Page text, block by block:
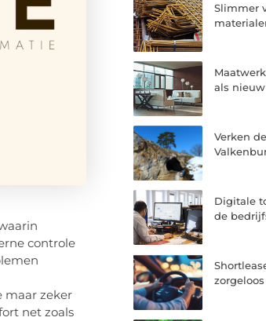
controle
maar zeker
net zoals
Slimmer
als
Verken
Digitale
de